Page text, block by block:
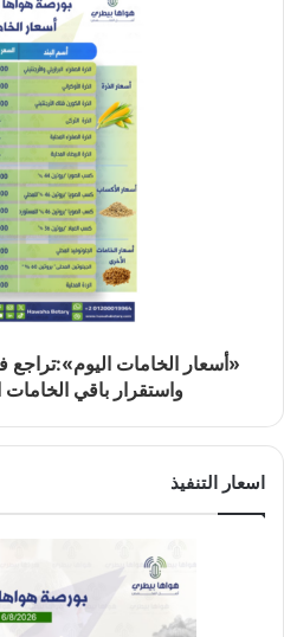
«أسعار الخامات اليوم»:تراجع
واستقرار باقي الخامات
اسعار التنفيذ